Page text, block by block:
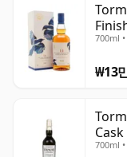
700ml
₩13
700ml